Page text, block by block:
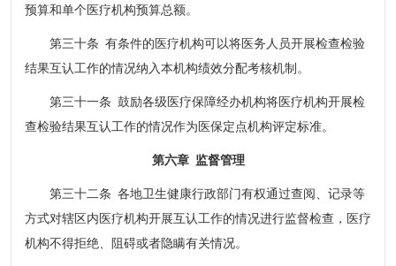
预算和单个医疗机构预算总额。
第三十条 有条件的医疗机构可以将医务人员开展检查检验
结果互认工作的情况纳入本机构绩效分配考核机制。
第三十一条 鼓励各级医疗保障经办机构将医疗机构开展检
查检验结果互认工作的情况作为医保定点机构评定标准。
第六章 监督管理
第三十二条 各地卫生健康行政部门有权通过查阅、记录等
方式对辖区内医疗机构开展互认工作的情况进行监督检查，医疗
机构不得拒绝、阻碍或者隐瞒有关情况。